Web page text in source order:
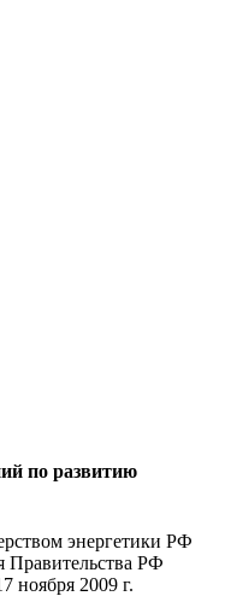
по развитию
энергетики РФ
Правительства РФ
ноября 2009 г.